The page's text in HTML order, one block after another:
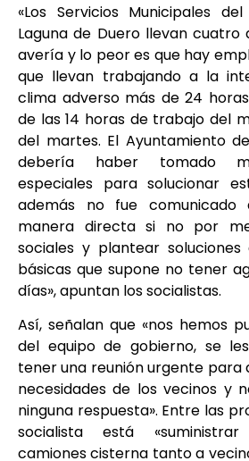
«Los Servicios Municipales
Laguna de Duero llevan cuatro
avería y lo peor es que hay
que llevan trabajando a la
clima adverso más de 24
de las 14 horas de trabajo del
del martes. El Ayuntamiento
debería haber tomado
especiales para solucionar
además no fue
manera directa si no por
sociales y plantear soluciones
básicas que supone no tener
días», apuntan los socialistas.
Así, señalan que «nos hemos
del equipo de gobierno, se
tener una reunión urgente para
necesidades de los vecinos y
ninguna respuesta». Entre las
socialista está
camiones cisterna tanto a